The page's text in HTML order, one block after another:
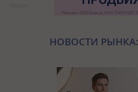
НОВОСТИ РЫНКА: